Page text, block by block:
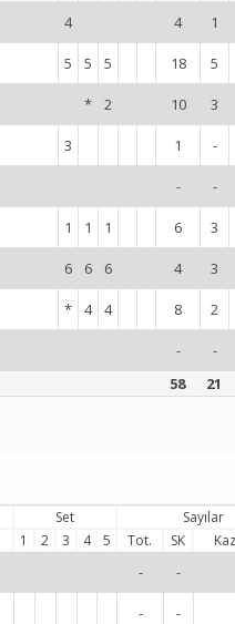
4 4 1
5 5 5 18 5
* 2 10 3
3 1 -
- -
1 1 1 6 3
6 6 6 4 3
* 4 4 8 2
- -
58 21
Set Sayılar
1
2 3 4 5 Tot. SK
- -
- -